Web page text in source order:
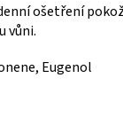
ošetření
vůni.
Eugenol